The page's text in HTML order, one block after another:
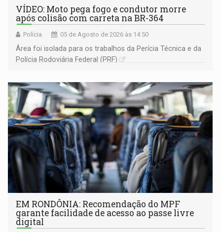
VÍDEO: Moto pega fogo e condutor morre
após colisão com carreta na BR-364
Polícia 05 de Agosto de 2026 às 14:50
Área foi isolada para os trabalhos da Perícia Técnica e da
Polícia Rodoviária Federal (PRF)
EM RONDÔNIA: Recomendação do MPF
garante facilidade de acesso ao passe livre
digital